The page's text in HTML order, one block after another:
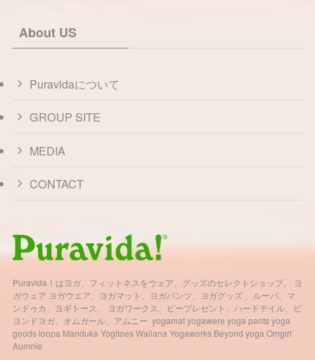
About US
Puravidaについて
GROUP SITE
MEDIA
CONTACT
Puravida！はヨガ、フィットネスをウェア、グッズのセレクトショップ。 ヨ
ガウェア ヨガウエア、ヨガマット、ヨガパンツ、ヨガグッズ 、ルーパ、マ
ンドゥカ、ヨギトース、 ヨガワークス、ビープレゼント、ハードテイル、ビ
ヨンドヨガ、オムガール、アムニー yogamat yogawere yoga pants yoga
goods loopa Manduka Yogitoes Wailana Yogaworks Beyond yoga Omgirl
Aumnie